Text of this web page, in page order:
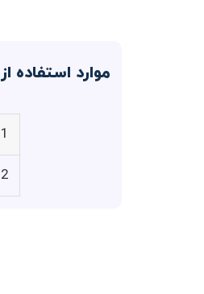
موارد استفاده از DiveDeck.AI
1
2